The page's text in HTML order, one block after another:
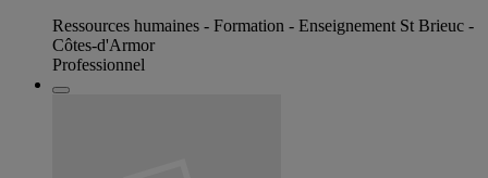
Ressources humaines - Formation - Enseignement St Brieuc -
Côtes-d'Armor
Professionnel